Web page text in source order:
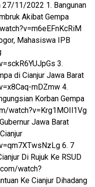
27/11/2022 1. Bangunan
Akibat Gempa
Mahasiswa IPB
3.
di Cianjur Jawa Barat
mDZmw 4.
Korban Gempa
watch?v=Krg1MOIl1Vg
Jawa Barat
6. 7
Di Rujuk Ke RSUD
watch?
Ke Cianjur Dihadang